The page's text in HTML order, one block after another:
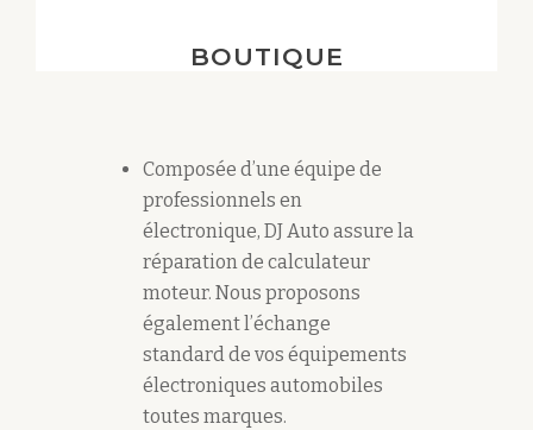
BOUTIQUE
Composée d’une équipe de
professionnels en
électronique, DJ Auto assure la
réparation de calculateur
moteur. Nous proposons
également l’échange
standard de vos équipements
électroniques automobiles
toutes marques.